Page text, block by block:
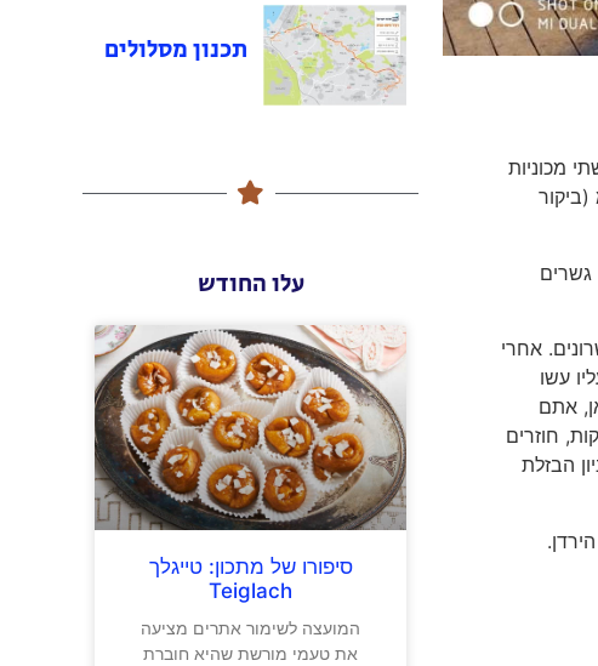
מכוניות
גשר הרומי המערבי, ונקודת הסיום: גשר קניון הבזלת. המרחק: 3 ק"מ (ביקור
גשרים
אחרי
עשו
אתם
חוזרים
גשר קניון הבזלת
תכנון מסלולים
עלו החודש
סיפורו של מתכון: טייגלך
Teiglach
המועצה לשימור אתרים מציעה
את טעמי מורשת שהיא חוברת